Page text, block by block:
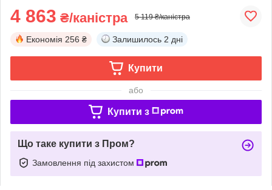
4 863 ₴/каністра 5 119 ₴/каністра
Економія 256 ₴ Залишилось 2 дні
Купити
або
Купити з
Що таке купити з Пром?
Замовлення під захистом